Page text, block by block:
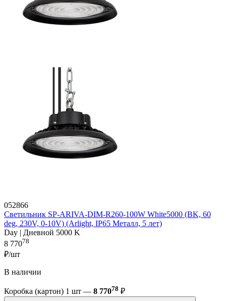
052866
Светильник SP-ARIVA-DIM-R260-100W White5000 (BK, 60
deg, 230V, 0-10V) (Arlight, IP65 Металл, 5 лет)
Day | Дневной 5000 K
8 77078
₽/шт
В наличии
Коробка (картон) 1 шт — 8 77078 ₽